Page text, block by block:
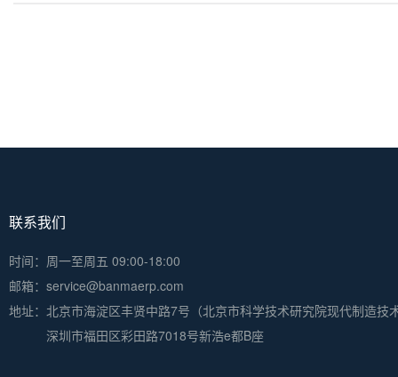
联系我们
时间：周一至周五 09:00-18:00
邮箱：service@banmaerp.com
地址： 北京市海淀区丰贤中路7号（北京市科学技术研究院现代制造技
深圳市福田区彩田路7018号新浩e都B座